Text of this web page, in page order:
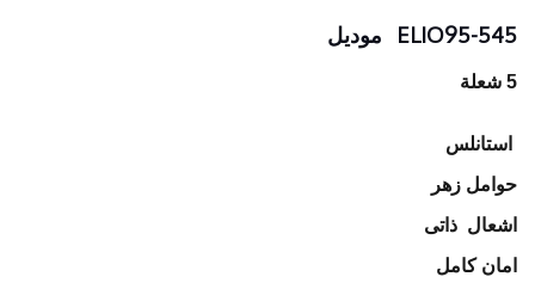
ELIO95-545 موديل
5 شعلة
استانلس
حوامل زهر
اشعال ذاتى
امان كامل